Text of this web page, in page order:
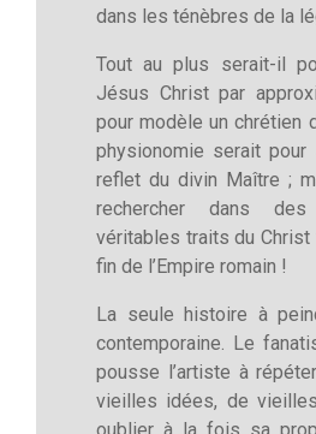
dans les ténèbres de la
Tout au plus serait-il
Jésus Christ par
pour modèle un chrétien
physionomie serait
reflet du divin Maître ;
rechercher dans
véritables traits du Christ
fin de l’Empire romain !
La seule histoire à
contemporaine. Le
pousse l’artiste à
vieilles idées, de